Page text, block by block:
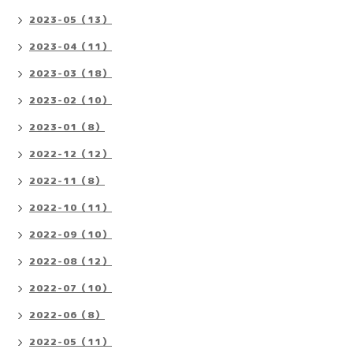
2023-05（13）
2023-04（11）
2023-03（18）
2023-02（10）
2023-01（8）
2022-12（12）
2022-11（8）
2022-10（11）
2022-09（10）
2022-08（12）
2022-07（10）
2022-06（8）
2022-05（11）